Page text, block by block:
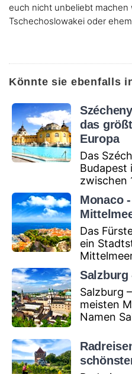
euch nicht unbeliebt machen
Tschechoslowakei oder
Könnte sie ebenfalls
das
Europa
Das
Budapest
zwischen
Monaco
Das
ein
Salzburg
Salzburg
meisten
Namen